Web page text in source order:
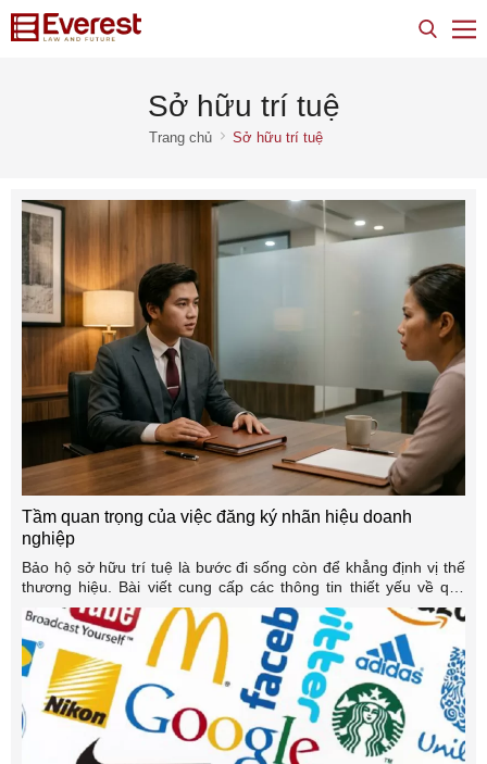
Sở hữu trí tuệ
Trang chủ Sở hữu trí tuệ
Tầm quan trọng của việc đăng ký nhãn hiệu doanh
nghiệp
Bảo hộ sở hữu trí tuệ là bước đi sống còn để khẳng định vị thế
thương hiệu. Bài viết cung cấp các thông tin thiết yếu về quy
trình xác lập quyền, giúp doanh nghiệp bảo vệ tài sản vô hình
trước những rủi ro tranh chấp.